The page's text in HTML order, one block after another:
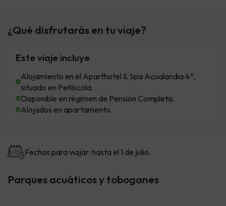
¿Qué disfrutarás en tu viaje?
Este viaje incluye
Alojamiento en el Aparthotel & Spa Acualandia 4*,
situado en Peñíscola.
Disponible en régimen de Pensión Completa.
Alojados en apartamento.
Fechas para viajar: hasta el 1 de julio.
Parques acuáticos y toboganes